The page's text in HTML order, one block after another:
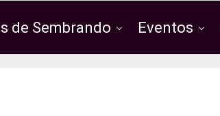
de Sembrando Eventos